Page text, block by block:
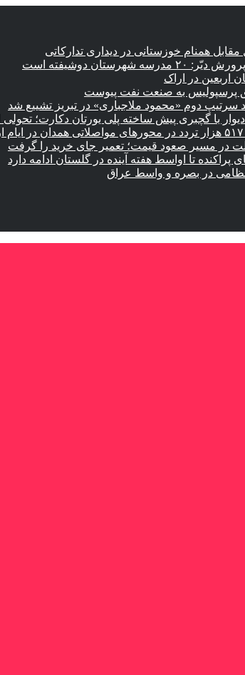
مقابل همنام خوزستانی در دیداری تدارکاتی
شهرستان دوشیفته است
اربعین در اراک
پرسپولیس به صنعت نفت پیوست
سرتیپ دوم «محمود ملاجباری» در تبریز تشییع شد
دیوار با گچبری پیش ساخته پلی یورتان دکارت؛
در مسیر صعود قیمت؛ تعمیر جای خرید را گرفت
پراکنده تا اواسط هفته آینده در گلستان ادامه دارد
نظامی در بصره و واسط عراق